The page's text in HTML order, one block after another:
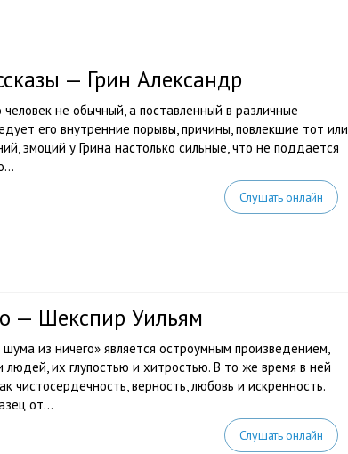
— Грин Александр
человек не обычный, а поставленный в различные
его внутренние порывы, причины, повлекшие тот или
эмоций у Грина настолько сильные, что не поддается
Слушать онлайн
— Шекспир Уильям
из ничего» является остроумным произведением,
их глупостью и хитростью. В то же время в ней
чистосердечность, верность, любовь и искренность.
от...
Слушать онлайн